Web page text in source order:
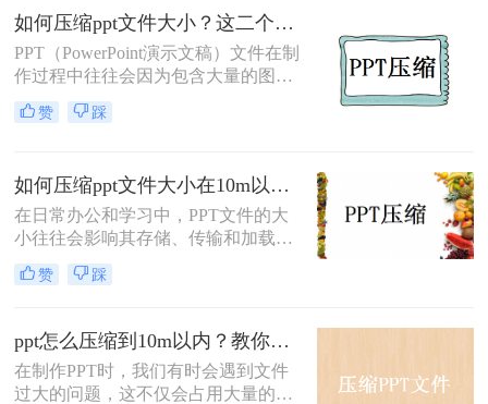
会影响文件的传输速度和分享便利
性。因此，掌握PPT文件的压缩方法
显得尤为重要。那么PPT文件怎么压
缩大小呢？本文将详细介绍几种常见
的PPT文件压缩方法，帮助您轻松减
小文件体积。
如何压缩ppt文件大小？这二个压缩方法轻松搞定！
PPT（PowerPoint演示文稿）文件在制
作过程中往往会因为包含大量的图
片、视频和动画等元素而变得庞大，
这不仅会占用大量的存储空间，还会
作。那么如何压缩ppt文件大小呢？本
文将介绍两种压缩PPT文件大小的方
法。
赞 踩
如何压缩ppt文件大小在10m以内？这三个方法帮你解决问题！
在日常办公和学习中，PPT文件的大
小往往会影响其存储、传输和加载速
度。将PPT文件压缩到10M以内，不
仅可以节省存储空间，还能提高文件
在10m以内呢？本文将介绍三种压缩
PPT文件大小的方法。
赞 踩
ppt怎么压缩到10m以内？教你二个压缩方法！
在制作PPT时，我们有时会遇到文件
过大的问题，这不仅会占用大量的存